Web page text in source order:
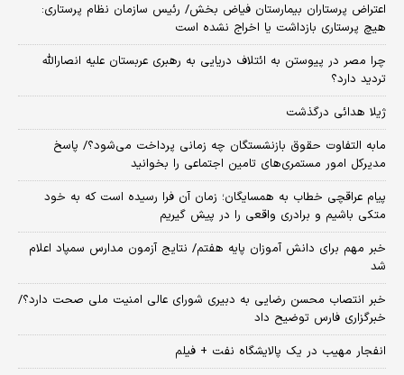
اعتراض پرستاران بیمارستان فیاض بخش/ رئیس سازمان نظام پرستاری:
هیچ پرستاری بازداشت یا اخراج نشده است
چرا مصر در پیوستن به ائتلاف دریایی به رهبری عربستان علیه انصارالله
تردید دارد؟
ژیلا هدائی درگذشت
مابه التفاوت حقوق بازنشستگان چه زمانی پرداخت می‌شود؟/ پاسخ
مدیرکل امور مستمری‌های تامین اجتماعی را بخوانید
پیام عراقچی خطاب به همسایگان؛ زمان آن فرا رسیده است که به خود
متکی باشیم و برادری واقعی را در پیش گیریم
خبر مهم برای دانش آموزان پایه هفتم/ نتایج آزمون مدارس سمپاد اعلام
شد
خبر انتصاب محسن رضایی به دبیری شورای عالی امنیت ملی صحت دارد؟/
خبرگزاری فارس توضیح داد
انفجار مهیب در یک پالایشگاه نفت + فیلم